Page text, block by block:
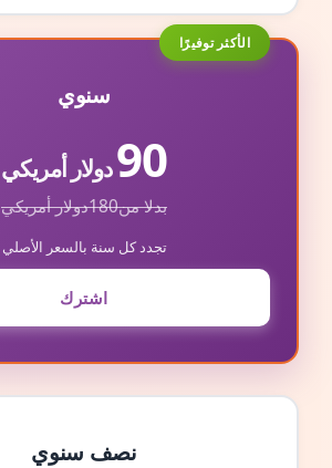
الأكثر توفيرًا
سنوي
90دولار أمريكي
بدلا من180دولار أمريكي
تجدد كل سنة بالسعر الأصلي
اشترك
نصف سنوي